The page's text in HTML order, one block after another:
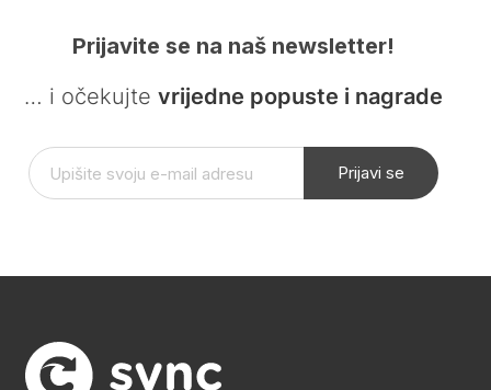
Prijavite se na naš newsletter!
… i očekujte vrijedne popuste i nagrade
Prijavi se